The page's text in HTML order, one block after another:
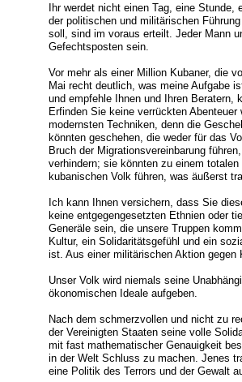
Ihr werdet nicht einen Tag, eine Stunde,
der politischen und militärischen
soll, sind im voraus erteilt. Jeder Mann
Gefechtsposten sein.
Vor mehr als einer Million Kubaner, die
Mai recht deutlich, was meine Aufgabe
und empfehle Ihnen und Ihren Beratern,
Erfinden Sie keine verrückten
modernsten Techniken, denn die
könnten geschehen, die weder für das
Bruch der Migrationsvereinbarung
verhindern; sie könnten zu einem
kubanischen Volk führen, was äußerst
Ich kann Ihnen versichern, dass Sie
keine entgegengesetzten Ethnien oder
Generäle sein, die unsere Truppen
Kultur, ein Solidaritätsgefühl und ein
ist. Aus einer militärischen Aktion gegen
Unser Volk wird niemals seine
ökonomischen Ideale aufgeben.
Nach dem schmerzvollen und nicht zu
der Vereinigten Staaten seine volle
mit fast mathematischer Genauigkeit
in der Welt Schluss zu machen. Jenes
eine Politik des Terrors und der Gewalt